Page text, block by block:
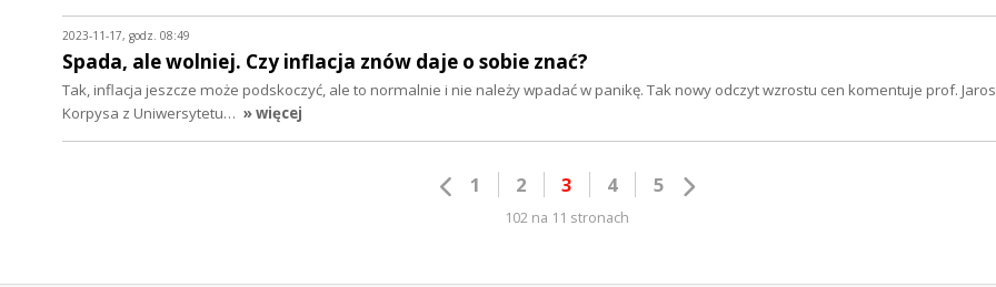
2023-11-17, godz. 08:49
Spada, ale wolniej. Czy inflacja znów daje o sobie znać?
Tak, inflacja jeszcze może podskoczyć, ale to normalnie i nie należy wpadać w panikę. Tak nowy odczyt wzrostu cen komentuje prof.
Korpysa z Uniwersytetu… » więcej
1 2 3 4 5
102 na 11 stronach